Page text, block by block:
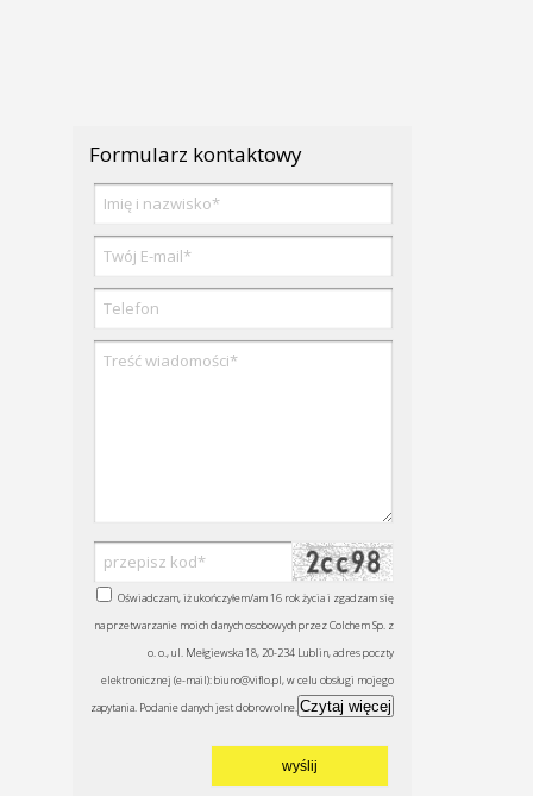
Formularz kontaktowy
Oświadczam, iż ukończyłem/am 16 rok życia i zgadzam się
na przetwarzanie moich danych osobowych przez Colchem Sp. z
o. o., ul. Mełgiewska 18, 20-234 Lublin, adres poczty
elektronicznej (e-mail): biuro@viflo.pl, w celu obsługi mojego
zapytania. Podanie danych jest dobrowolne.Czytaj więcej